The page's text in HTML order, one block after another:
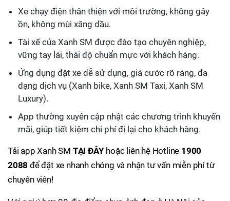
Xe chạy điện thân thiện với môi trường, không gây
ồn, không mùi xăng dầu.
Tài xế của Xanh SM được đào tạo chuyên nghiệp,
vững tay lái, thái độ chuẩn mực với khách hàng.
Ứng dụng đặt xe dễ sử dụng, giá cước rõ ràng, đa
dạng dịch vụ (Xanh bike, Xanh SM Taxi, Xanh SM
Luxury).
App thường xuyên cập nhật các chương trình khuyến
mãi, giúp tiết kiệm chi phí đi lại cho khách hàng.
Tải app Xanh SM TẠI ĐÂYhoặc liên hệ Hotline 1900
2088 để đặt xe nhanh chóng và nhận tư vấn miễn phí từ
chuyên viên!